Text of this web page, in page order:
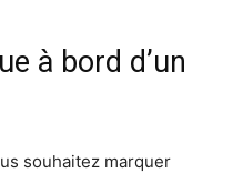
à bord d’un
souhaitez marquer